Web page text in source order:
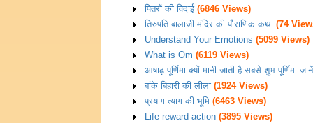
पितरों की विदाई(6846 Views)
तिरुपति बालाजी मंदिर की पौराणिक कथा (74
Understand Your Emotions (5099 Views)
What is Om (6119 Views)
आषाढ़ पूर्णिमा क्यों मानी जाती है सबसे शुभ पूर्णिमा
बांके बिहारी की लीला (1924 Views)
प्रयाग त्याग की भूमि (6463 Views)
Life reward action (3895 Views)